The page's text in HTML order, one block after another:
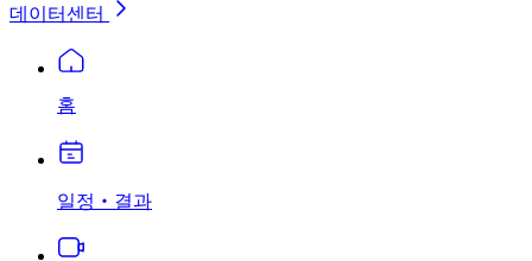
데이터센터
홈
일정‧결과